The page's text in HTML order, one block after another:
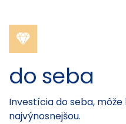
do seba
Investícia do seba,
najvýnosnejšou.